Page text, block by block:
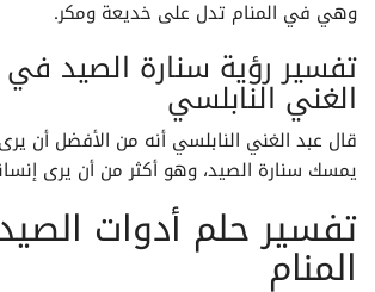
تفسير الأحلام لابن سيرين حرف الذال
تفسير الأحلام لابن سيرين حرف الراء
تفسير الأحلام لابن سيرين حرف الزاء
تفسير الأحلام لابن سيرين حرف السين
وهي في المنام تدل على خديعة ومكر.
تفسير رؤية سنارة الصيد في
الغني النابلسي
قال عبد الغني النابلسي أنه من الأفضل أن
يمسك سنارة الصيد، وهو أكثر من أن يرى
تفسير حلم أدوات
المنام